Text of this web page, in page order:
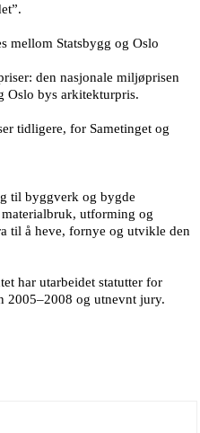
mellom Statsbygg og Oslo
den nasjonale miljøprisen
Oslo bys arkitekturpris.
tidligere, for Sametinget og
til byggverk og bygde
utforming og
til å heve, fornye og utvikle den
har utarbeidet statutter for
2005–2008 og utnevnt jury.